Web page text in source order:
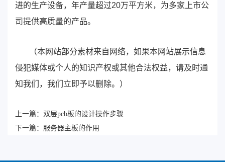
进的生产设备，年产量超过20万平方米，为多家上市公
司提供高质量的产品。
（本网站部分素材来自网络，如果本网站展示信息
侵犯媒体或个人的知识产权或其他合法权益，请及时通
知我们，我们立即予以删除。）
上一篇： 双层pcb板的设计操作步骤
下一篇： 服务器主板的作用